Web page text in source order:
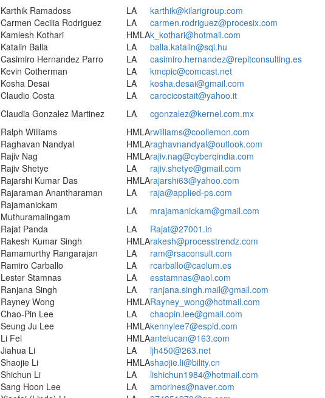
Karthik Ramadoss LA
karthik@kilarigroup.com
Carmen Cecilia Rodriguez LA
carmen.rodriguez@procesix.com
Kamlesh Kothari HMLAk_kothari@hotmail.com
Katalin Balla LA
balla.katalin@sqi.hu
Casimiro Hernandez Parro LA
casimiro.hernandez@repitconsulting.es
Kevin Cotherman LA
kmcpic@comcast.net
Kosha Desai LA
kosha.desai@gmail.com
Claudio Costa LA
carocicostait@yahoo.it
Claudia Gonzalez Martinez LA
cgonzalez@kernel.com.mx
Ralph Williams HMLArwilliams@cooliemon.com
Raghavan Nandyal HMLAraghavnandyal@outlook.com
Rajiv Nag HMLArajiv.nag@cyberqindia.com
Rajiv Shetye LA
rajiv.shetye@gmail.com
Rajarshi Kumar Das HMLArajarshi63@yahoo.com
Rajaraman Anantharaman LA
raja@applied-ps.com
Rajamanickam
Muthuramalingam
LA
mrajamanickam@gmail.com
Rajat Panda LA
Rajat@27001.in
Rakesh Kumar Singh HMLArakesh@processtrendz.com
Ramamurthy Rangarajan LA
ram@rsaconsult.com
Ramiro Carballo LA
rcarballo@caelum.es
Lester Stamnas LA
esstamnas@aol.com
Ranjana Singh LA
ranjana.singh.mail@gmail.com
Rayney Wong HMLARayney_wong@hotmail.com
Chao-Pin Lee LA
chaopin.lee@gmail.com
Seung Ju Lee HMLAkennylee7@espid.com
Li Fei HMLAantelucan@163.com
Jiahua Li LA
ljh450@263.net
Shaojie Li HMLAshaojie.li@bility.cn
Shichun Li LA
lishichun1984@hotmail.com
Sang Hoon Lee LA
amorines@naver.com